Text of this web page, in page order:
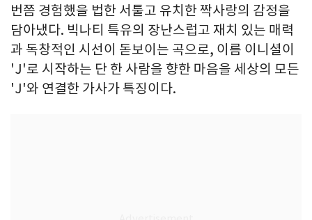
번쯤 경험했을 법한 서툴고 유치한 짝사랑의 감정을
담아냈다. 빅나티 특유의 장난스럽고 재치 있는 매력
과 독창적인 시선이 돋보이는 곡으로, 이름 이니셜이
'J'로 시작하는 단 한 사람을 향한 마음을 세상의 모든
'J'와 연결한 가사가 특징이다.